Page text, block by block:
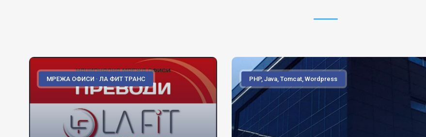
МРЕЖА ОФИСИ · ЛА ФИТ ТРАНС PHP, Java, Tomcat, Wordpress